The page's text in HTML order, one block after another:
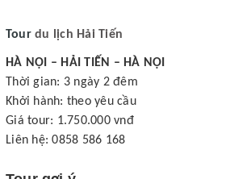
Tourdu lịch Hải Tiến
HÀ NỘI – HẢI TIẾN – HÀ NỘI
Thời gian: 3 ngày 2 đêm
Khởi hành: theo yêu cầu
Giá tour: 1.750.000 vnđ
Liên hệ: 0858 586 168